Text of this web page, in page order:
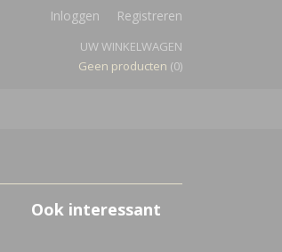
Inloggen Registreren
UW WINKELWAGEN
Geen producten (0)
Ook interessant